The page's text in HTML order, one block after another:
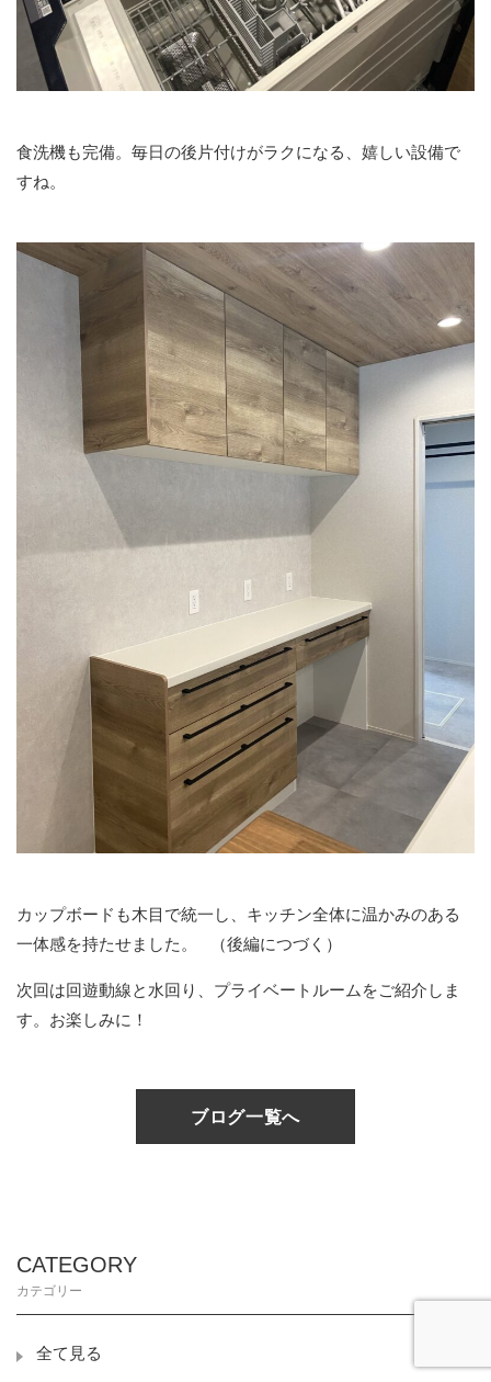
CATEGORY
カテゴリー
全て見る
食洗機も完備。毎日の後片付けがラクになる、嬉しい設備で
すね。
カップボードも木目で統一し、キッチン全体に温かみのある
一体感を持たせました。
（後編につづく）
次回は回遊動線と水回り、プライベートルームをご紹介しま
す。お楽しみに！
ブログ一覧へ